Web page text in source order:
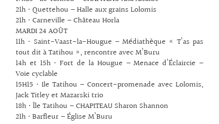
21h • Quettehou – Halle aux grains Lolomis
21h • Carneville – Château Horla
MARDI 24 AOÛT
11h • Saint-Vaast-la-Hougue – Médiathèque « T’as pas
tout dit à Tatihou », rencontre avec M’Buru
14h et 15h • Fort de la Hougue – Menace d’Éclaircie –
Voie cyclable
15H15 • Ile Tatihou – Concert-promenade avec Lolomis,
Jack Titley et Mazarski trio
18h • Île Tatihou – CHAPITEAU Sharon Shannon
21h • Barfleur – Église M’Buru